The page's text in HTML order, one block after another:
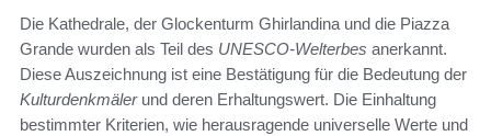
Die Kathedrale, der Glockenturm Ghirlandina und die Piazza
Grande wurden als Teil des UNESCO-Welterbes anerkannt.
Diese Auszeichnung ist eine Bestätigung für die Bedeutung der
Kulturdenkmälerund deren Erhaltungswert. Die Einhaltung
bestimmter Kriterien, wie herausragende universelle Werte und